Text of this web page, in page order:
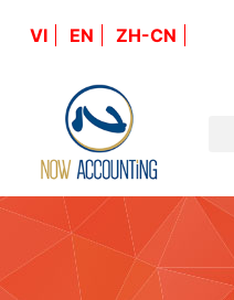
VI EN ZH-CN